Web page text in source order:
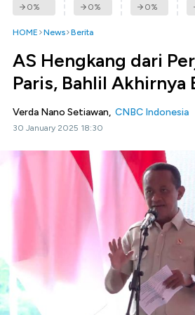
0% 0% 0%
HOME News Berita
AS Hengkang dari
Paris, Bahlil Akhirnya
Verda Nano Setiawan, CNBC Indonesia
30 January 2025 18:30